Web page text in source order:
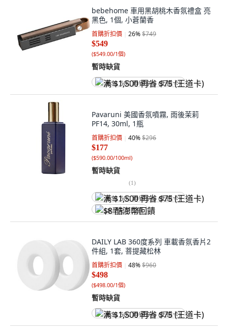
bebehome 車用黑胡桃木香氛禮盒 亮
黑色, 1個, 小蒼蘭香
首購折扣價 26%$749
$549
($549.00/1個)
暫時缺貨
满 $1,500 再省 $75 (王道卡)
Pavaruni 美國香氛噴霧, 雨後茉莉
PF14, 30ml, 1瓶
首購折扣價 40%$296
$177
($590.00/100ml)
暫時缺貨
(1)
满 $1,500 再省 $75 (王道卡)
$8 酷澎幣回饋
DAILY LAB 360度系列 車載香氛香片2
件組, 1套, 菩提藏松林
首購折扣價 48%$960
$498
($498.00/1個)
暫時缺貨
满 $1,500 再省 $75 (王道卡)